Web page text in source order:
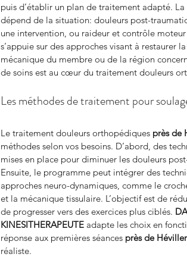
puis d’établir un plan de traitement adapté.
dépend de la situation: douleurs post-
une intervention, ou raideur et contrôle
s’appuie sur des approches visant à restaurer
mécanique du membre ou de la région
de soins est au cœur du traitement douleurs
Les méthodes de traitement pour
Le traitement douleurs orthopédiques près de
méthodes selon vos besoins. D’abord, des
mises en place pour diminuer les douleurs
Ensuite, le programme peut intégrer des
approches neuro-dynamiques, comme le
et la mécanique tissulaire. L’objectif est de
de progresser vers des exercices plus ciblés.
KINESITHERAPEUTE adapte les choix en
réponse aux premières séances près de
réaliste.